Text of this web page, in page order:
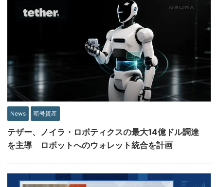
News 暗号資産
テザー、ノイラ・ロボティクスの最大14億ドル調達
を主導 ロボットへのウォレット統合を計画